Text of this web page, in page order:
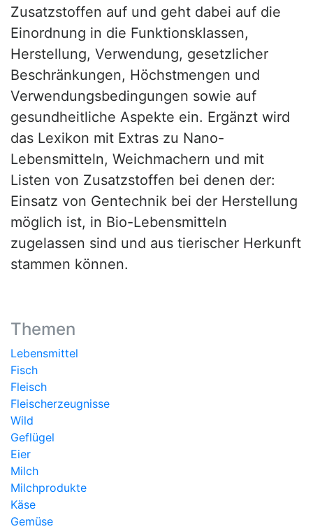
Zusatzstoffen auf und geht dabei auf die
Einordnung in die Funktionsklassen,
Herstellung, Verwendung, gesetzlicher
Beschränkungen, Höchstmengen und
Verwendungsbedingungen sowie auf
gesundheitliche Aspekte ein. Ergänzt wird
das Lexikon mit Extras zu Nano-
Lebensmitteln, Weichmachern und mit
Listen von Zusatzstoffen bei denen der:
Einsatz von Gentechnik bei der Herstellung
möglich ist, in Bio-Lebensmitteln
zugelassen sind und aus tierischer Herkunft
stammen können.
Themen
Lebensmittel
Fisch
Fleisch
Fleischerzeugnisse
Wild
Geflügel
Eier
Milch
Milchprodukte
Käse
Gemüse